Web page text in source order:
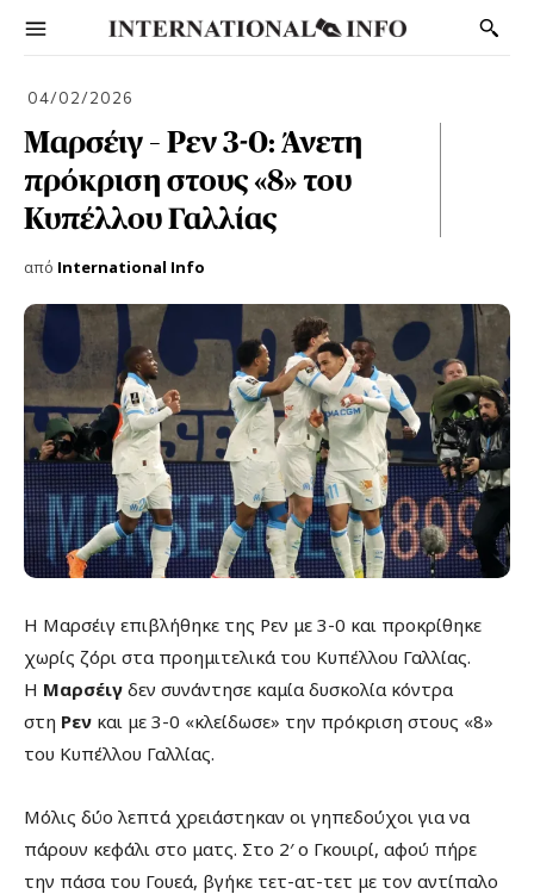
04/02/2026
Μαρσέιγ – Ρεν 3-0: Άνετη
πρόκριση στους «8» του
Κυπέλλου Γαλλίας
από International Info
Η Μαρσέιγ επιβλήθηκε της Ρεν με 3-0 και προκρίθηκε
χωρίς ζόρι στα προημιτελικά του Κυπέλλου Γαλλίας.
Η Μαρσέιγ δεν συνάντησε καμία δυσκολία κόντρα
στη Ρεν και με 3-0 «κλείδωσε» την πρόκριση στους «8»
του Κυπέλλου Γαλλίας.
Μόλις δύο λεπτά χρειάστηκαν οι γηπεδούχοι για να
πάρουν κεφάλι στο ματς. Στο 2′ ο Γκουιρί, αφού πήρε
την πάσα του Γουεά, βγήκε τετ-ατ-τετ με τον αντίπαλο